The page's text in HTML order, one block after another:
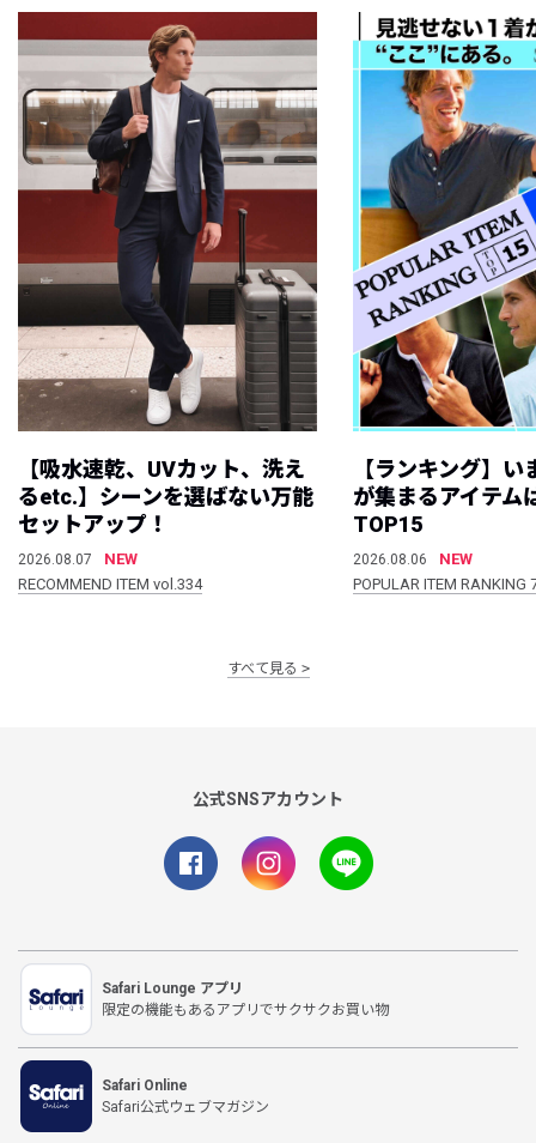
【吸水速乾、UVカット、洗え
るetc.】シーンを選ばない万能
セットアップ！
2026.08.07
NEW
RECOMMEND ITEM vol.334
【ランキング】
が集まるアイテム
TOP15
2026.08.06
NEW
POPULAR ITEM
すべて見る
公式SNSアカウント
Safari Lounge アプリ
限定の機能もあるアプリでサクサクお買い物
Safari Online
Safari公式ウェブマガジン